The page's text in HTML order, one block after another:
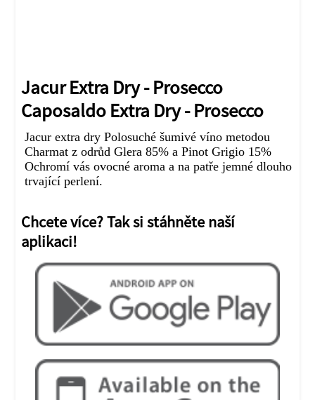
Jacur Extra Dry - Prosecco
Caposaldo Extra Dry - Prosecco
Jacur extra dry Polosuché šumivé víno metodou
Charmat z odrůd Glera 85% a Pinot Grigio 15%
Ochromí vás ovocné aroma a na patře jemné dlouho
trvající perlení.
Chcete více? Tak si stáhněte naší
aplikaci!